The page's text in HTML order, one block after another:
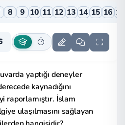
Bilgi Kaynakları Online
8 9 10 11 12 13 14 15 16 17
yaptığı deneyler
kaynadığını
raporlamıştır. İslam
ulaşılmasını sağlayan